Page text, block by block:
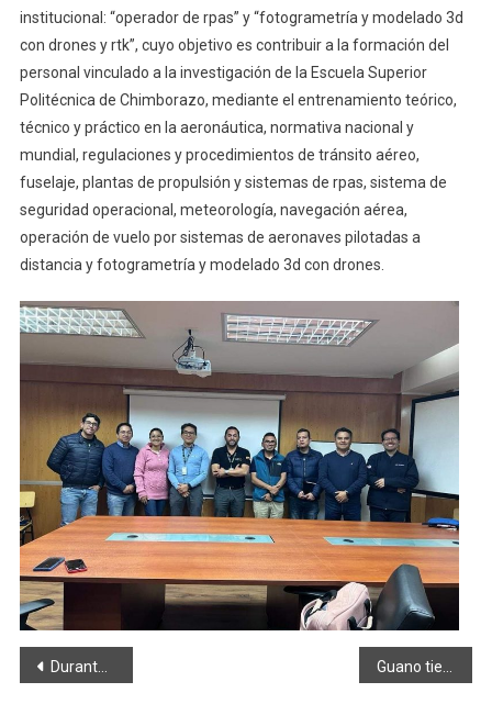
institucional: “operador de rpas” y “fotogrametría y modelado 3d
con drones y rtk”, cuyo objetivo es contribuir a la formación del
personal vinculado a la investigación de la Escuela Superior
Politécnica de Chimborazo, mediante el entrenamiento teórico,
técnico y práctico en la aeronáutica, normativa nacional y
mundial, regulaciones y procedimientos de tránsito aéreo,
fuselaje, plantas de propulsión y sistemas de rpas, sistema de
seguridad operacional, meteorología, navegación aérea,
operación de vuelo por sistemas de aeronaves pilotadas a
distancia y fotogrametría y modelado 3d con drones.
Navegación
Durante el feriado 13 emergencias fueron atendidas por los bomberos